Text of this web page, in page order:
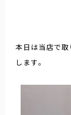
本日は当店で
します。